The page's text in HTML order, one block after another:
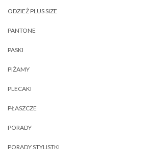
ODZIEŻ PLUS SIZE
PANTONE
PASKI
PIŻAMY
PLECAKI
PŁASZCZE
PORADY
PORADY STYLISTKI